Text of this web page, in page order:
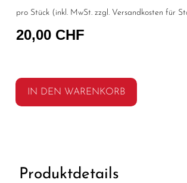
pro Stück (inkl. MwSt. zzgl. Versandkosten für
20,00 CHF
IN DEN WARENKORB
Produktdetails